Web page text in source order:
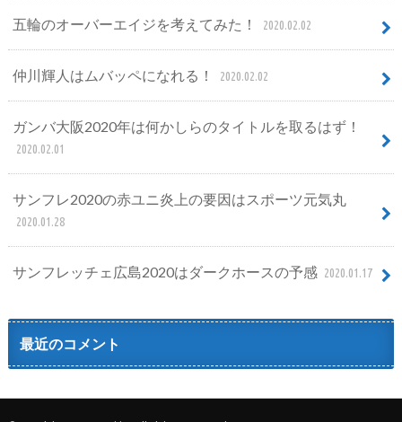
五輪のオーバーエイジを考えてみた！ 2020.02.02
仲川輝人はムバッペになれる！ 2020.02.02
ガンバ大阪2020年は何かしらのタイトルを取るはず！
2020.02.01
サンフレ2020の赤ユニ炎上の要因はスポーツ元気丸
2020.01.28
サンフレッチェ広島2020はダークホースの予感 2020.01.17
最近のコメント